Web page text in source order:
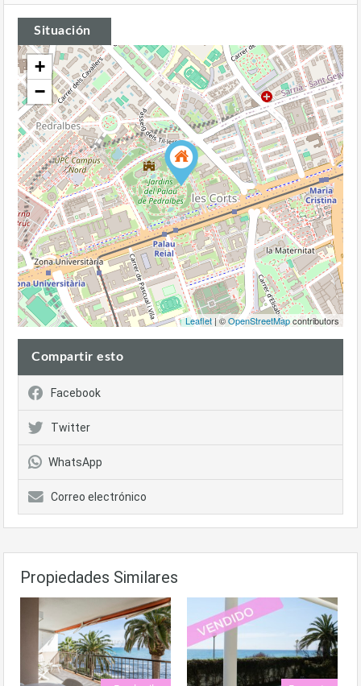
Situación
+
−
Leaflet| ©OpenStreetMapcontributors
Compartir esto
Facebook
Twitter
WhatsApp
Correo electrónico
Propiedades Similares